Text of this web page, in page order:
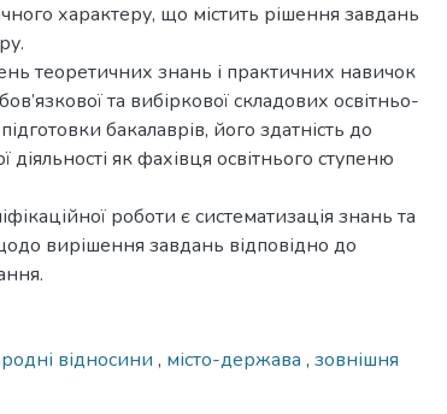
характеру, що містить рішення завдань
теоретичних знань і практичних навичок
та вибіркової складових освітньо-
бакалаврів, його здатність до
діяльності як фахівця освітнього ступеню
роботи є систематизація знань та
вирішення завдань відповідно до
відносини , місто-держава , зовнішня